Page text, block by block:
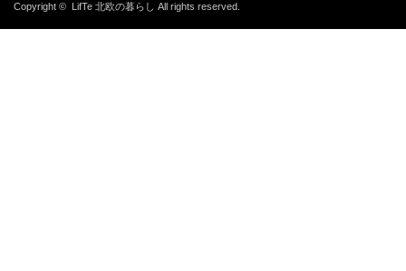
Copyright © LifTe 北欧の暮らし All rights reserved.